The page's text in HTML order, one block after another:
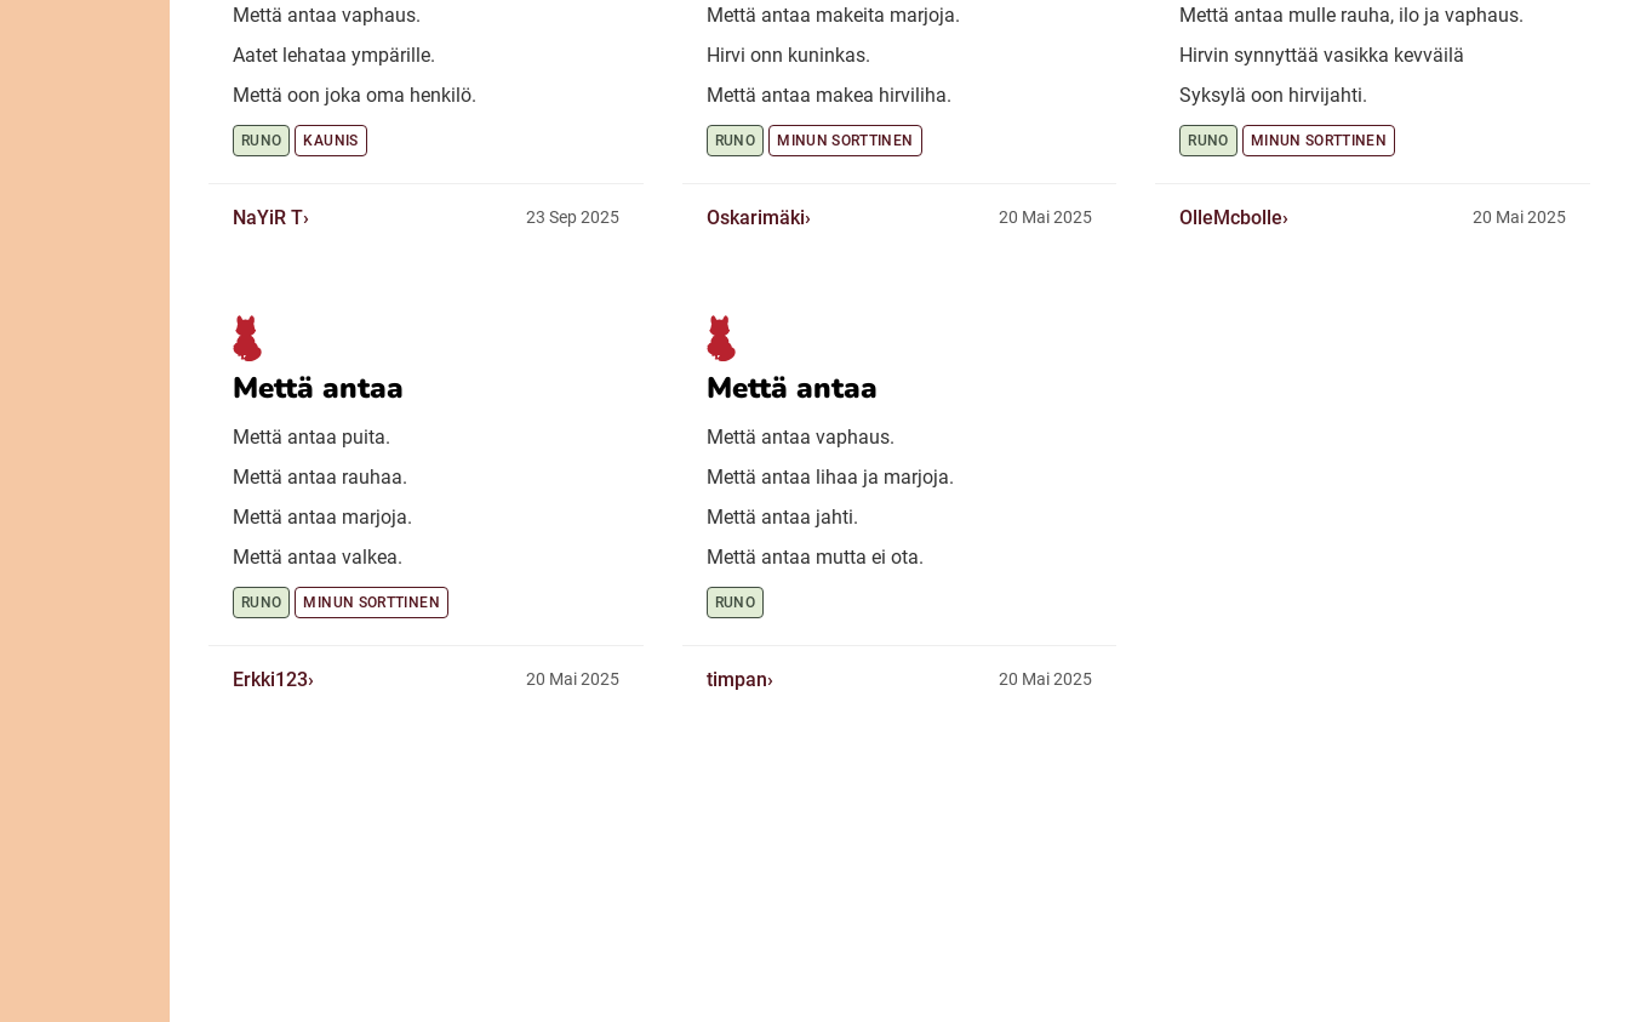
Mettä antaa vaphaus.
Aatet lehataa ympärille.
Mettä oon joka oma henkilö.
RUNO KAUNIS
NaYiR T 23 Sep 2025
Mettä antaa makeita marjoja.
Hirvi onn kuninkas.
Mettä antaa makea hirviliha.
RUNO MINUN SORTTINEN
Oskarimäki 20 Mai 2025
Mettä antaa mulle rauha, ilo ja vaphaus.
Hirvin synnyttää vasikka kevväilä
Syksylä oon hirvijahti.
RUNO MINUN SORTTINEN
OlleMcbolle 20 Mai 2025
Mettä antaa
Mettä antaa puita.
Mettä antaa rauhaa.
Mettä antaa marjoja.
Mettä antaa valkea.
RUNO MINUN SORTTINEN
Erkki123 20 Mai 2025
Mettä antaa
Mettä antaa vaphaus.
Mettä antaa lihaa ja marjoja.
Mettä antaa jahti.
Mettä antaa mutta ei ota.
RUNO
timpan 20 Mai 2025